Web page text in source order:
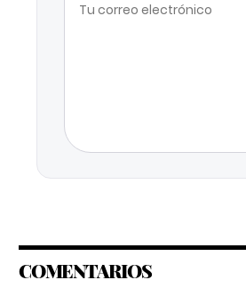
COMENTARIOS